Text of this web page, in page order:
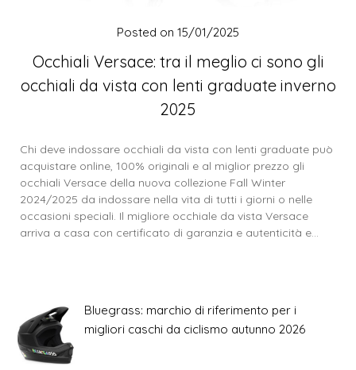
Occhiali Versace: tra il meglio ci sono gli
occhiali da vista con lenti graduate inverno
2025
Posted on 15/01/2025
Chi deve indossare occhiali da vista con lenti graduate può
acquistare online, 100% originali e al miglior prezzo gli
occhiali Versace della nuova collezione Fall Winter
2024/2025 da indossare nella vita di tutti i giorni o nelle
occasioni speciali. Il migliore occhiale da vista Versace
arriva a casa con certificato di garanzia e autenticità e…
Bluegrass: marchio di riferimento per i
migliori caschi da ciclismo autunno 2026